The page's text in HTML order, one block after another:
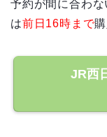
予約が間に合わ
は前日16時まで
JR西